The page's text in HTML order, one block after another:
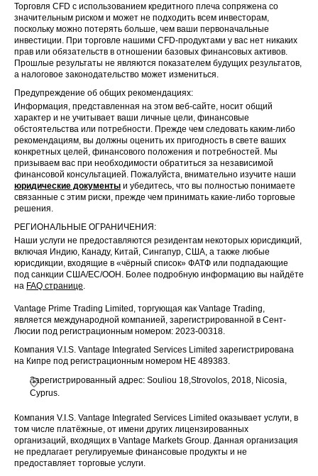
Торговля CFD с использованием кредитного плеча сопряжена со
значительным риском и может не подходить всем инвесторам,
поскольку можно потерять больше, чем ваши первоначальные
инвестиции. При торговле нашими CFD-продуктами у вас нет никаких
прав или обязательств в отношении базовых финансовых активов.
Прошлые результаты не являются показателем будущих результатов,
а налоговое законодательство может измениться.
Предупреждение об общих рекомендациях:
Информация, представленная на этом веб-сайте, носит общий
характер и не учитывает ваши личные цели, финансовые
обстоятельства или потребности. Прежде чем следовать каким-либо
рекомендациям, вы должны оценить их пригодность в свете ваших
конкретных целей, финансового положения и потребностей. Мы
призываем вас при необходимости обратиться за независимой
финансовой консультацией. Пожалуйста, внимательно изучите наши
юридические документы и убедитесь, что вы полностью понимаете
связанные с этим риски, прежде чем принимать какие-либо торговые
решения.
РЕГИОНАЛЬНЫЕ ОГРАНИЧЕНИЯ:
Наши услуги не предоставляются резидентам некоторых юрисдикций,
включая Индию, Канаду, Китай, Сингапур, США, а также любые
юрисдикции, входящие в «чёрный список» ФАТФ или подпадающие
под санкции США/ЕС/ООН. Более подробную информацию вы найдёте
на FAQ странице.
Vantage Prime Trading Limited, торгующая как Vantage Trading,
является международной компанией, зарегистрированной в Сент-
Люсии под регистрационным номером: 2023-00318.
Компания V.I.S. Vantage Integrated Services Limited зарегистрирована
на Кипре под регистрационным номером HE 489383.
Зарегистрированный адрес: Souliou 18,Strovolos, 2018, Nicosia,
Cyprus.
Компания V.I.S. Vantage Integrated Services Limited оказывает услуги, в
том числе платёжные, от имени других лицензированных
организаций, входящих в Vantage Markets Group. Данная организация
не предлагает регулируемые финансовые продукты и не
предоставляет торговые услуги.